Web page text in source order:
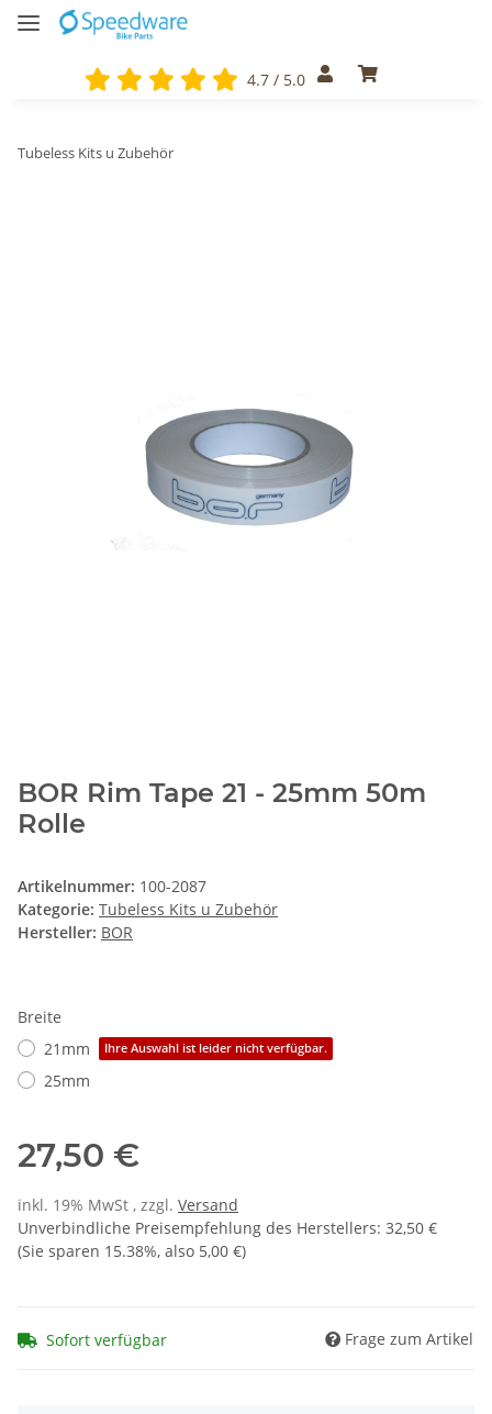
4.7 / 5.0
Tubeless Kits u Zubehör
BOR Rim Tape 21 - 25mm 50m
Rolle
Artikelnummer: 100-2087
Kategorie: Tubeless Kits u Zubehör
Hersteller: BOR
Breite
21mm
Ihre Auswahl ist leider nicht verfügbar.
25mm
27,50 €
inkl. 19% MwSt , zzgl. Versand
Unverbindliche Preisempfehlung des Herstellers: 32,50 €
(Sie sparen 15.38%, also 5,00 €)
Sofort verfügbar Frage zum Artikel